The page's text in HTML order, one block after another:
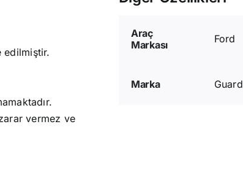
edilmiştir.
vermez ve
Araç
Markası
Ford
Marka Guard